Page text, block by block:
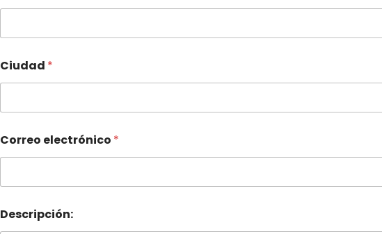
Ciudad *
Correo electrónico *
Descripción: